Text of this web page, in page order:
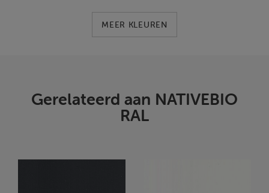
MEER KLEUREN
Gerelateerd aan NATIVEBIO
RAL